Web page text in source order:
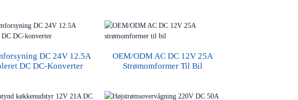
DC 24V 12.5A
DC DC-Konverter
OEM/ODM AC DC 12V 25A
Strømomformer Til Bil